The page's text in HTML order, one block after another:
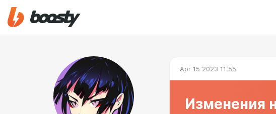
Apr 15 2023 11:55
Изменения